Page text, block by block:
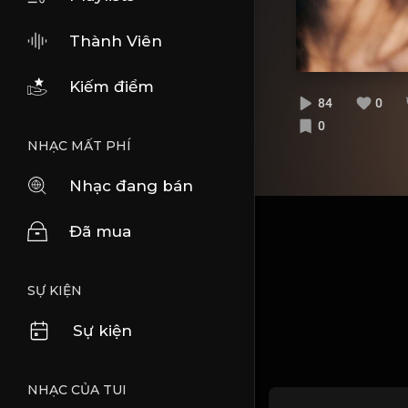
Thành Viên
Kiếm điểm
NHẠC MẤT PHÍ
Nhạc đang bán
Đã mua
SỰ KIỆN
Sự kiện
NHẠC CỦA TUI
84
0
0